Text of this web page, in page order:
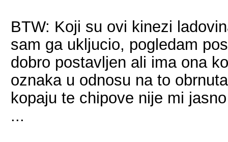
BTW: Koji su ovi kinezi
sam ga ukljucio, pogledam
dobro postavljen ali ima ona
oznaka u odnosu na to
kopaju te chipove nije mi
...